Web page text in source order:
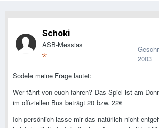
Schoki
ASB-Messias
2003
Sodele meine Frage lautet:
Wer fährt von euch fahren? Das Spiel ist am
im offiziellen Bus beträgt 20 bzw. 22€
Ich persönlich lasse mir das natürlich nicht